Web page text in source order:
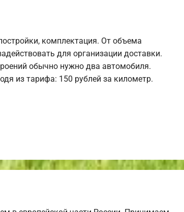
комплектация. От объема
для организации доставки.
обычно нужно два автомобиля.
из тарифа: 150 рублей за километр.